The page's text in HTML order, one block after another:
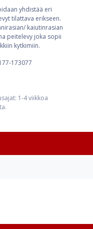
yhdistää eri
tilattava erikseen.
kaiutinrasian
peitelevy joka sopii
kytkimiin.
173077
1-4 viikkoa